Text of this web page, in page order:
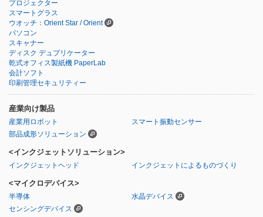
プロジェクター
スマートグラス
ウオッチ：Orient Star / Orient
パソコン
スキャナー
ディスク デュプリケーター
乾式オフィス製紙機 PaperLab
会計ソフト
印刷管理セキュリティー
産業向け製品
産業用ロボット
スマート振動センサー
部品成形ソリューション
<インクジェットソリューション>
インクジェットヘッド インクジェットによるものづくり
<マイクロデバイス>
半導体
水晶デバイス
センシングデバイス